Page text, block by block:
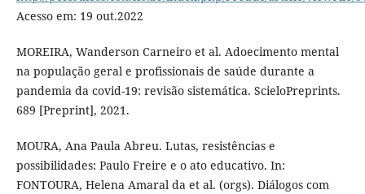
Acesso em: 19 out.2022
MOREIRA, Wanderson Carneiro et al. Adoecimento mental
na população geral e profissionais de saúde durante a
pandemia da covid-19: revisão sistemática. ScieloPreprints.
689 [Preprint], 2021.
MOURA, Ana Paula Abreu. Lutas, resistências e
possibilidades: Paulo Freire e o ato educativo. In:
FONTOURA, Helena Amaral da et al. (orgs). Diálogos com